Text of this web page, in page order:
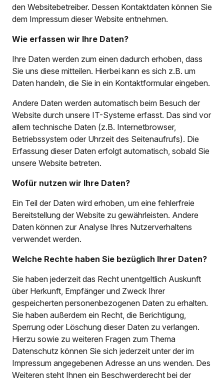
den Websitebetreiber. Dessen Kontaktdaten können Sie
dem Impressum dieser Website entnehmen.
Wie erfassen wir Ihre Daten?
Ihre Daten werden zum einen dadurch erhoben, dass
Sie uns diese mitteilen. Hierbei kann es sich z.B. um
Daten handeln, die Sie in ein Kontaktformular eingeben.
Andere Daten werden automatisch beim Besuch der
Website durch unsere IT-Systeme erfasst. Das sind vor
allem technische Daten (z.B. Internetbrowser,
Betriebssystem oder Uhrzeit des Seitenaufrufs). Die
Erfassung dieser Daten erfolgt automatisch, sobald Sie
unsere Website betreten.
Wofür nutzen wir Ihre Daten?
Ein Teil der Daten wird erhoben, um eine fehlerfreie
Bereitstellung der Website zu gewährleisten. Andere
Daten können zur Analyse Ihres Nutzerverhaltens
verwendet werden.
Welche Rechte haben Sie bezüglich Ihrer Daten?
Sie haben jederzeit das Recht unentgeltlich Auskunft
über Herkunft, Empfänger und Zweck Ihrer
gespeicherten personenbezogenen Daten zu erhalten.
Sie haben außerdem ein Recht, die Berichtigung,
Sperrung oder Löschung dieser Daten zu verlangen.
Hierzu sowie zu weiteren Fragen zum Thema
Datenschutz können Sie sich jederzeit unter der im
Impressum angegebenen Adresse an uns wenden. Des
Weiteren steht Ihnen ein Beschwerderecht bei der